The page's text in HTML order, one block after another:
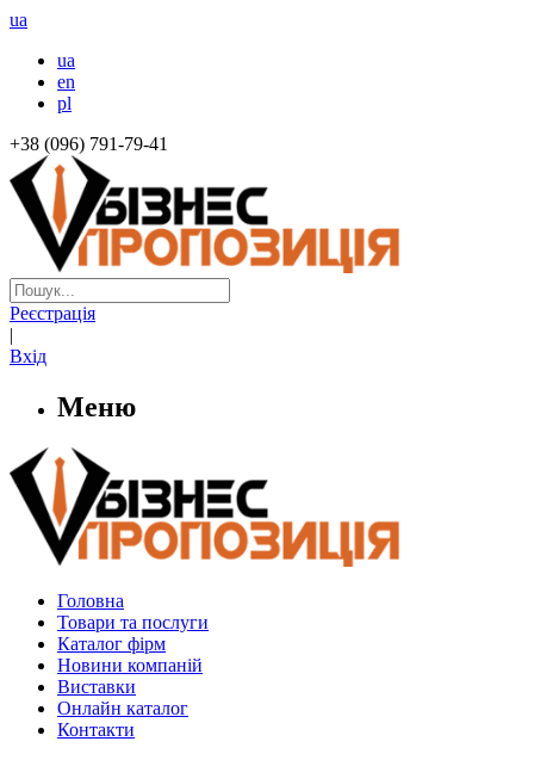
ua
ua
en
pl
+38 (096) 791-79-41
Реєстрація
|
Вхід
Меню
Головна
Товари та послуги
Каталог фірм
Новини компаній
Виставки
Онлайн каталог
Контакти